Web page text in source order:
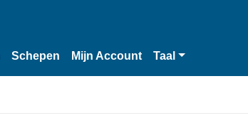
Schepen Mijn Account Taal